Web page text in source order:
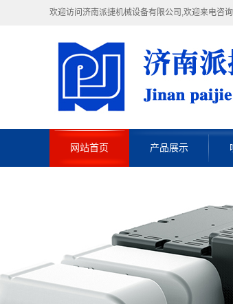
欢迎访问济南派捷机械设备有限公司,欢迎来电咨
网站首页 产品展示